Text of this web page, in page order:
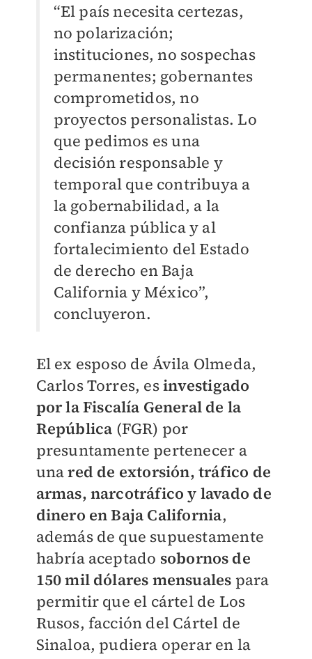
“El país necesita certezas,
no polarización;
instituciones, no sospechas
permanentes; gobernantes
comprometidos, no
proyectos personalistas. Lo
que pedimos es una
decisión responsable y
temporal que contribuya a
la gobernabilidad, a la
confianza pública y al
fortalecimiento del Estado
de derecho en Baja
California y México”,
concluyeron.
El ex esposo de Ávila Olmeda,
Carlos Torres, esinvestigado
por la Fiscalía General de la
República (FGR) por
presuntamente pertenecer a
unared de extorsión, tráfico de
armas, narcotráfico y lavado de
dinero en Baja California,
además de que supuestamente
habría aceptado sobornos de
150 mil dólares mensuales para
permitir que el cártel de Los
Rusos, facción del Cártel de
Sinaloa, pudiera operar en la